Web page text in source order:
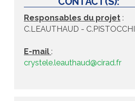
Responsables du projet :
C.LEAUTHAUD - C.PISTOCCHI
E-mail :
crystele.leauthaud@cirad.fr